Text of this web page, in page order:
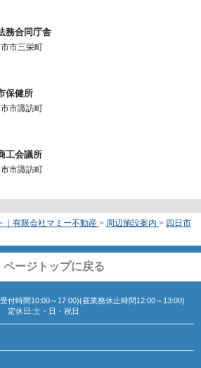
務合同庁舎
市三栄町
保健所
市諏訪町
工会議所
市諏訪町
｜有限会社マミー不動産 > 周辺施設案内 > 四日市
ページトップに戻る
付時間10:00～17:00)(昼業務休止時間12:00～13:00)
定休日:土・日・祝日